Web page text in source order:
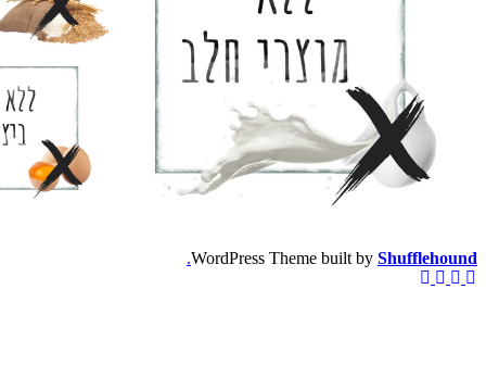
WordPress Theme built by Shufflehound
.